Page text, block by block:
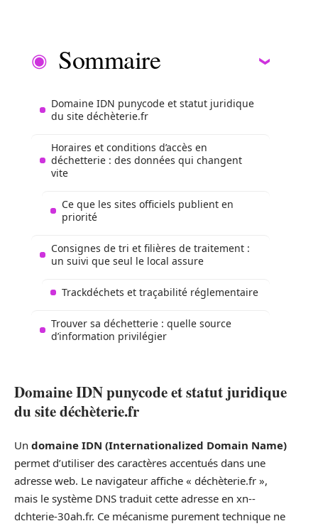
Sommaire
Domaine IDN punycode et statut juridique
du site déchèterie.fr
Horaires et conditions d’accès en
déchetterie : des données qui changent
vite
Ce que les sites officiels publient en
priorité
Consignes de tri et filières de traitement :
un suivi que seul le local assure
Trackdéchets et traçabilité réglementaire
Trouver sa déchetterie : quelle source
d’information privilégier
Domaine IDN punycode et statut juridique
du site déchèterie.fr
Un domaine IDN (Internationalized Domain Name)
permet d’utiliser des caractères accentués dans une
adresse web. Le navigateur affiche « déchèterie.fr »,
mais le système DNS traduit cette adresse en xn--
dchterie-30ah.fr. Ce mécanisme purement technique ne